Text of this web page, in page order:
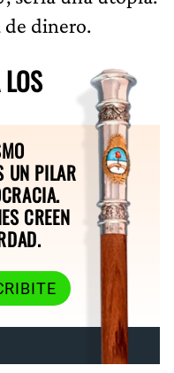
de dinero.
UN PILAR
CREEN